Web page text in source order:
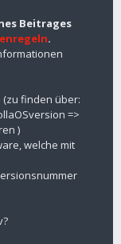
Beitrages
.
finden über:
=>
)
welche mit